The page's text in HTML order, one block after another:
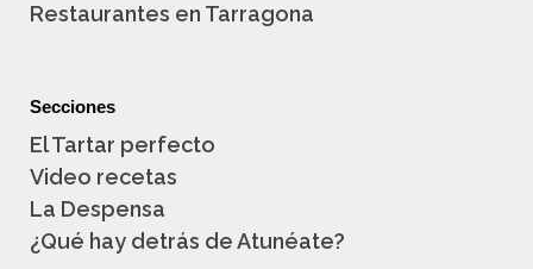
Restaurantes en Tarragona
Secciones
El Tartar perfecto
Video recetas
La Despensa
¿Qué hay detrás de Atunéate?